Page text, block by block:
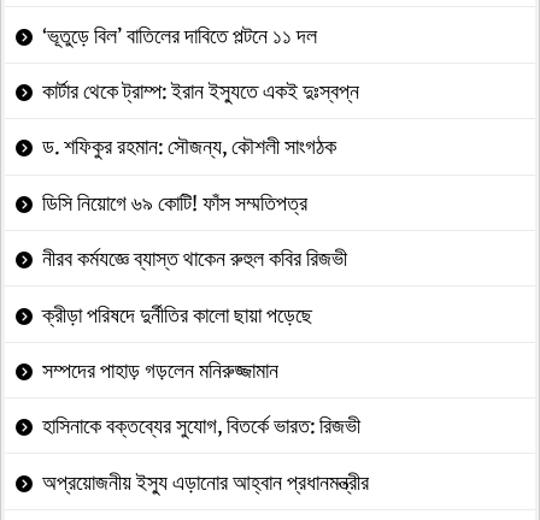
‘ভূতুড়ে বিল’ বাতিলের দাবিতে পল্টনে ১১ দল
কার্টার থেকে ট্রাম্প: ইরান ইস্যুতে একই দুঃস্বপ্ন
ড. শফিকুর রহমান: সৌজন্য, কৌশলী সাংগঠক
ডিসি নিয়োগে ৬৯ কোটি! ফাঁস সম্মতিপত্র
নীরব কর্মযজ্ঞে ব্যাস্ত থাকেন রুহুল কবির রিজভী
ক্রীড়া পরিষদে দুর্নীতির কালো ছায়া পড়েছে
সম্পদের পাহাড় গড়লেন মনিরুজ্জামান
হাসিনাকে বক্তব্যের সুযোগ, বিতর্কে ভারত: রিজভী
অপ্রয়োজনীয় ইস্যু এড়ানোর আহ্বান প্রধানমন্ত্রীর